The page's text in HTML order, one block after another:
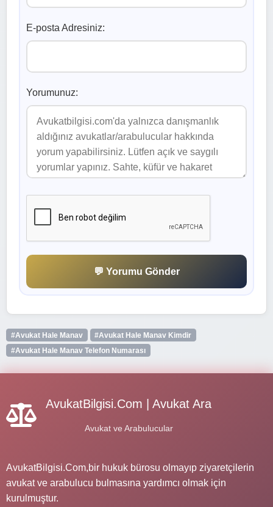
E-posta Adresiniz:
Yorumunuz:
💬 Yorumu Gönder
#Avukat Hale Manav
#Avukat Hale Manav Kimdir
#Avukat Hale Manav Telefon Numarası
AvukatBilgisi.Com | Avukat Ara
Avukat ve Arabulucular
AvukatBilgisi.Com,bir hukuk bürosu olmayıp ziyaretçilerin
avukat ve arabulucu bulmasına yardımcı olmak için
kurulmuştur.